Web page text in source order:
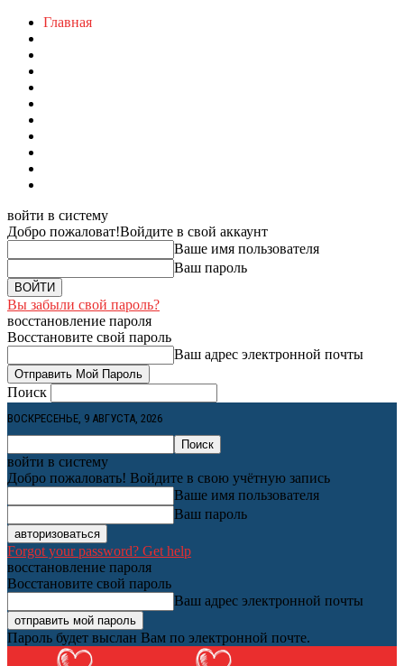
Главная
войти в систему
Добро пожаловат!Войдите в свой аккаунт
Ваше имя пользователя
Ваш пароль
Вы забыли свой пароль?
восстановление пароля
Восстановите свой пароль
Ваш адрес электронной почты
Поиск
ВОСКРЕСЕНЬЕ, 9 АВГУСТА, 2026
войти в систему
Добро пожаловать! Войдите в свою учётную запись
Ваше имя пользователя
Ваш пароль
Forgot your password? Get help
восстановление пароля
Восстановите свой пароль
Ваш адрес электронной почты
Пароль будет выслан Вам по электронной почте.